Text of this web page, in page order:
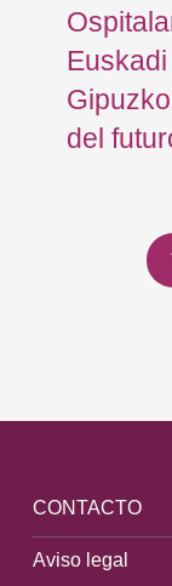
del
CONTACTO
Aviso legal